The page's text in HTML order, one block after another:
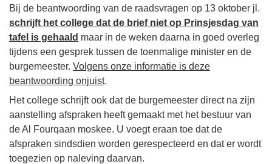
Bij de beantwoording van de raadsvragen op 13 oktober jl.
schrijft het college dat de brief niet op Prinsjesdag van
tafel is gehaald maar in de weken daarna in goed overleg
tijdens een gesprek tussen de toenmalige minister en de
burgemeester. Volgens onze informatie is deze
beantwoording onjuist.
Het college schrijft ook dat de burgemeester direct na zijn
aanstelling afspraken heeft gemaakt met het bestuur van
de Al Fourqaan moskee. U voegt eraan toe dat de
afspraken sindsdien worden gerespecteerd en dat er wordt
toegezien op naleving daarvan.